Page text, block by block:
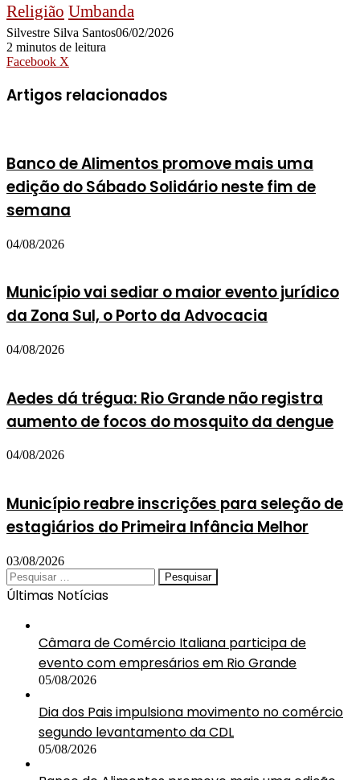
Religião Umbanda
Silvestre Silva Santos06/02/2026
2 minutos de leitura
Facebook X
e-
mail
Artigos relacionados
Banco de Alimentos promove mais uma
edição do Sábado Solidário neste fim de
semana
04/08/2026
Município vai sediar o maior evento jurídico
da Zona Sul, o Porto da Advocacia
04/08/2026
Aedes dá trégua: Rio Grande não registra
aumento de focos do mosquito da dengue
04/08/2026
Município reabre inscrições para seleção de
estagiários do Primeira Infância Melhor
03/08/2026
Pesquisar
por:
Últimas Notícias
Câmara de Comércio Italiana participa de
evento com empresários em Rio Grande
05/08/2026
Dia dos Pais impulsiona movimento no comércio
segundo levantamento da CDL
05/08/2026